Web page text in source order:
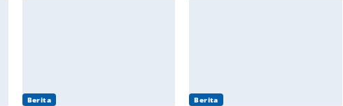
Berita Berita